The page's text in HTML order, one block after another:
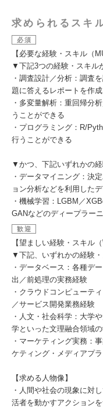
求められるスキ
必須
【必要な経験・スキル（
▼下記3つの経験・スキル
・調査設計／分析：調査
題に答えるレポートを作
・多変量解析：重回帰分
うことができる
・プログラミング：R/
行うことができる
▼かつ、下記いずれかの
・データマイニング：決
ョン分析などを利用した
・機械学習：LGBM／
GANなどのディープラー
歓迎
【望ましい経験・スキル（
▼下記、いずれかの経験
・データベース：各種デ
出／前処理の実務経験
・クラウドコンピューテ
／サービス開発業務経験
・人文・社会科学：大学
学といった文理融合領域
・マーケティング実務：
ケティング・メディアプ
【求める人物像】
・人間や社会の現象に対
活者を動かすアクション